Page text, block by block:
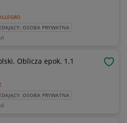
OSOBA PRYWATNA
Oblicza epok. 1.1
OSOBA PRYWATNA